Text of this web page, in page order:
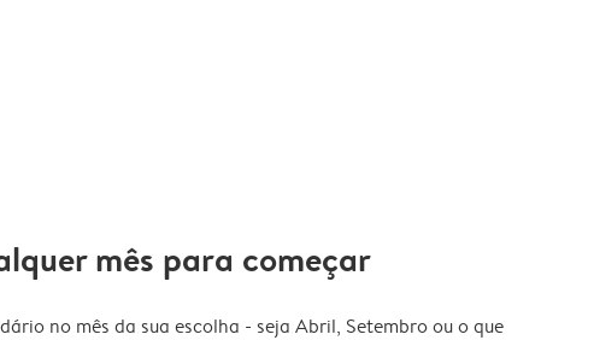
mês para começar
no mês da sua escolha - seja Abril, Setembro ou o que